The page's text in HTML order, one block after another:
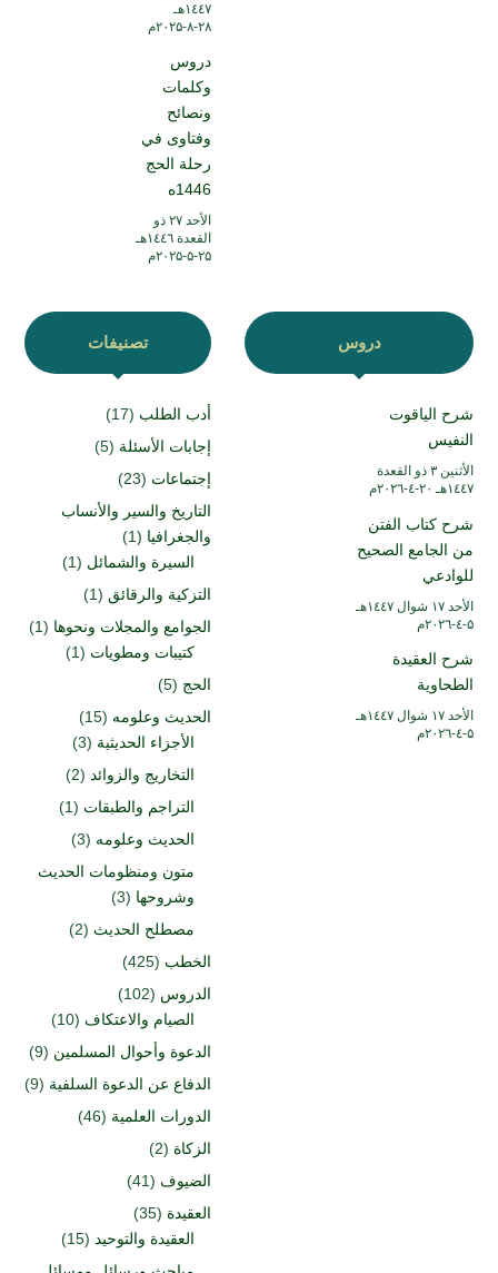
۱٤٤۷هـ
۲۸-۸-۲۰۲۵م
دروس
وكلمات
ونصائح
وفتاوى في
رحلة الحج
1446ه
الأحد ۲۷ ذو
القعدة ۱٤٤٦هـ
۲۵-۵-۲۰۲۵م
دروس
شرح الياقوت
النفيس
الأثنين ۳ ذو القعدة
۱٤٤۷هـ ۲۰-٤-۲۰۲٦م
شرح كتاب الفتن
من الجامع الصحيح
للوادعي
الأحد ۱۷ شوال ۱٤٤۷هـ
۵-٤-۲۰۲٦م
شرح العقيدة
الطحاوية
الأحد ۱۷ شوال ۱٤٤۷هـ
۵-٤-۲۰۲٦م
تصنيفات
أدب الطلب (17)
إجابات الأسئلة (5)
إجتماعات (23)
التاريخ والسير والأنساب
والجغرافيا (1)
السيرة والشمائل (1)
التزكية والرقائق (1)
الجوامع والمجلات ونحوها (1)
كتيبات ومطويات (1)
الحج (5)
الحديث وعلومه (15)
الأجزاء الحديثية (3)
التخاريج والزوائد (2)
التراجم والطبقات (1)
الحديث وعلومه (3)
متون ومنظومات الحديث
وشروحها (3)
مصطلح الحديث (2)
الخطب (425)
الدروس (102)
الصيام والاعتكاف (10)
الدعوة وأحوال المسلمين (9)
الدفاع عن الدعوة السلفية (9)
الدورات العلمية (46)
الزكاة (2)
الضيوف (41)
العقيدة (35)
العقيدة والتوحيد (15)